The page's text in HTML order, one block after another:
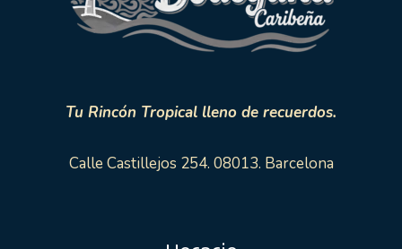
Tu Rincón Tropical lleno de recuerdos.
Calle Castillejos 254. 08013. Barcelona